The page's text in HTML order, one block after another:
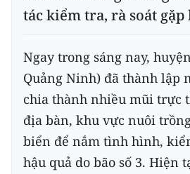
tác kiểm tra, rà soát
Ngay trong sáng nay,
Quảng Ninh) đã thành lập
chia thành nhiều mũi trực
địa bàn, khu vực nuôi
biển để nắm tình hình,
hậu quả do bão số 3. Hiện